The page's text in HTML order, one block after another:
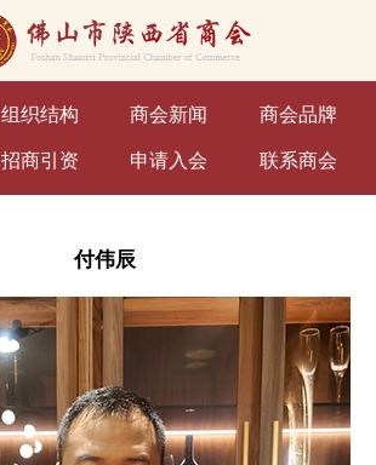
组织结构 商会新闻 商会品牌
招商引资 申请入会 联系商会
付伟辰